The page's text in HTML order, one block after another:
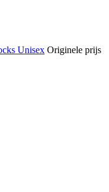
Unisex Originele prijs